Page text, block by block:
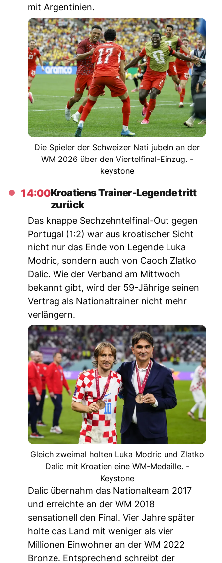
mit Argentinien.
Die Spieler der Schweizer Nati jubeln an der
WM 2026 über den Viertelfinal-Einzug. -
keystone
14:00Kroatiens Trainer-Legende tritt
zurück
Das knappe Sechzehntelfinal-Out gegen
Portugal (1:2) war aus kroatischer Sicht
nicht nur das Ende von Legende Luka
Modric, sondern auch von Caoch Zlatko
Dalic. Wie der Verband am Mittwoch
bekannt gibt, wird der 59-Jährige seinen
Vertrag als Nationaltrainer nicht mehr
verlängern.
Gleich zweimal holten Luka Modric und Zlatko
Dalic mit Kroatien eine WM-Medaille. -
Keystone
Dalic übernahm das Nationalteam 2017
und erreichte an der WM 2018
sensationell den Final. Vier Jahre später
holte das Land mit weniger als vier
Millionen Einwohner an der WM 2022
Bronze. Entsprechend schreibt der